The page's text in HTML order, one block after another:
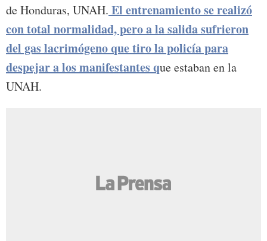
de Honduras, UNAH. El entrenamiento se realizó
con total normalidad, pero a la salida sufrieron
del gas lacrimógeno que tiro la policía para
despejar a los manifestantesque estaban en la
UNAH.